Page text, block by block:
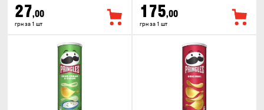
27,00
грн за 1 шт
175,00
грн за 1 шт